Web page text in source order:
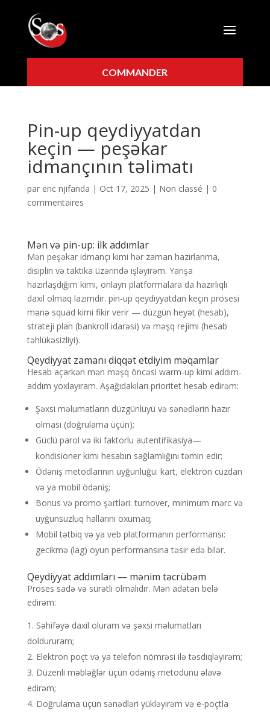
COMMANDER
Pin-up qeydiyyatdan
keçin — peşəkar
idmançının təlimatı
par eric njifanda | Oct 17, 2025 | Non classé | 0
commentaires
Mən və pin-up: ilk addımlar
Mən peşəkar idmançı kimi hər zaman hazırlanma,
disiplin və taktika üzərində işləyirəm. Yarışa
hazırlaşdığım kimi, onlayn platformalara da hazırlıqlı
daxil olmaq lazımdır. pin-up qeydiyyatdan keçin prosesi
mənə squad kimi fikir verir — düzgün heyət (hesab),
strateji plan (bankroll idarəsi) və məşq rejimi (hesab
təhlükəsizliyi).
Qeydiyyat zamanı diqqət etdiyim məqamlar
Hesab açarkən mən məşq öncəsi warm-up kimi addım-
addım yoxlayıram. Aşağıdakıları prioritet hesab edirəm:
Şəxsi məlumatların düzgünlüyü və sənədlərin hazır
olması (doğrulama üçün);
Güclü parol və iki faktorlu autentifikasiya—
kondisioner kimi hesabın sağlamlığını təmin edir;
Ödəniş metodlarının uyğunluğu: kart, elektron cüzdan
və ya mobil ödəniş;
Bonus və promo şərtləri: turnover, minimum mərc və
uyğunsuzluq hallarını oxumaq;
Mobil tətbiq və ya veb platformanın performansı:
gecikmə (lag) oyun performansına təsir edə bilər.
Qeydiyyat addımları — mənim təcrübəm
Proses sadə və sürətli olmalıdır. Mən adətən belə
edirəm:
Səhifəyə daxil oluram və şəxsi məlumatları
doldururam;
Elektron poçt və ya telefon nömrəsi ilə təsdiqləyirəm;
Düzenli məbləğlər üçün ödəniş metodunu əlavə
edirəm;
Doğrulama üçün sənədləri yükləyirəm və e-poçtla